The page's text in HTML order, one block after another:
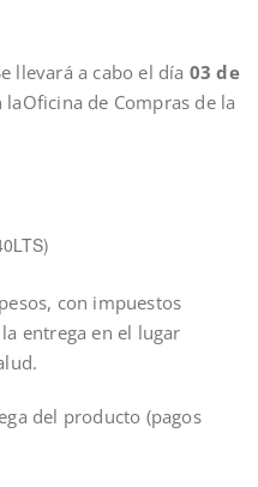
llevará a cabo el día 03 de
laOficina de Compras de la
con impuestos
entrega en el lugar
del producto (pagos